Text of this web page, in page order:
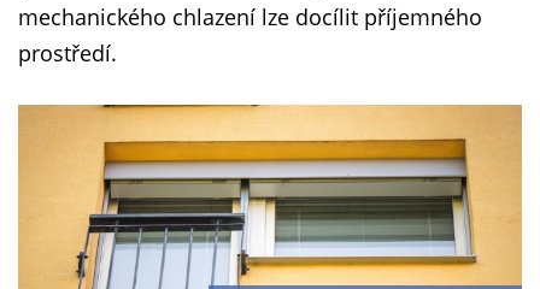
mechanického chlazení lze docílit příjemného
prostředí.